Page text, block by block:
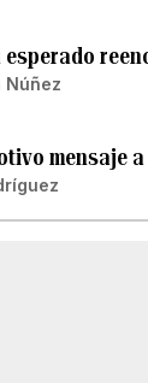
esperado
Núñez
mensaje